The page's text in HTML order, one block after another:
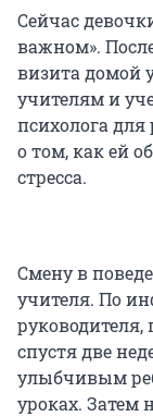
Сейчас
важном».
визита домой
учителям и
психолога
о том, как ей
стресса.
Смену в
учителя. По
спустя две
улыбчивым
уроках. Затем